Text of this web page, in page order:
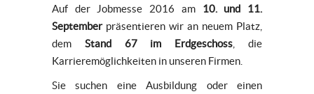
Auf der Jobmesse 2016 am 10. und 11.
Septemberpräsentieren wir an neuem Platz,
dem Stand 67 im Erdgeschoss , die
Karrieremöglichkeiten in unseren Firmen.
Sie suchen eine Ausbildung oder einen